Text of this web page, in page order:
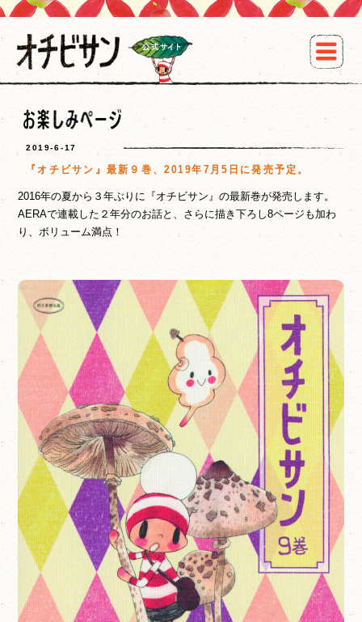
2019-6-17
『オチビサン』最新９巻、2019年7月5日に発売予定。
2016年の夏から３年ぶりに『オチビサン』の最新巻が発売します。
AERAで連載した２年分のお話と、さらに描き下ろし8ページも加わ
り、ボリューム満点！